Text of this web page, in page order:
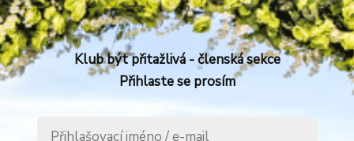
Klub být přitažlivá - členská sekce
Přihlaste se prosím